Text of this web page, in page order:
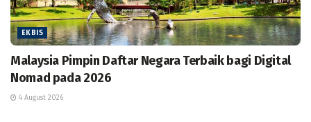
EKBIS
Malaysia Pimpin Daftar Negara Terbaik bagi Digital
Nomad pada 2026
4 August 2026